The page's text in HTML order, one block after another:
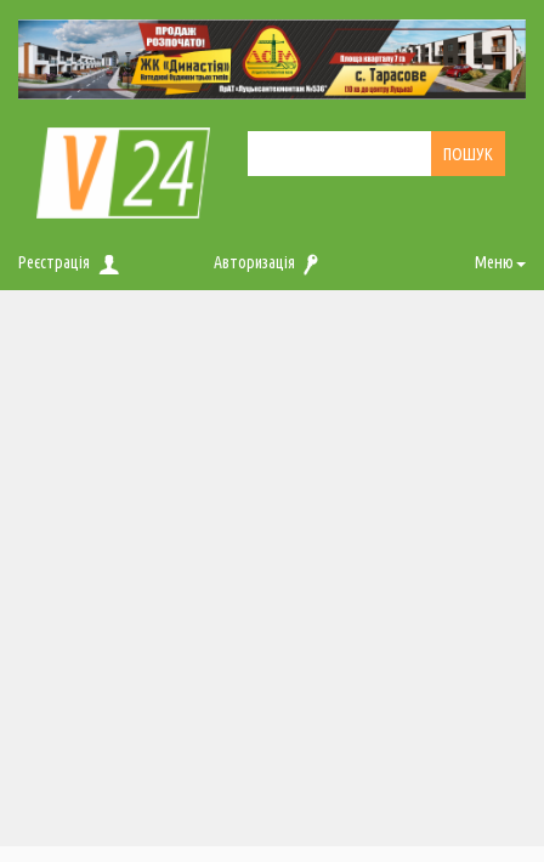
Реєстрація Авторизація Меню